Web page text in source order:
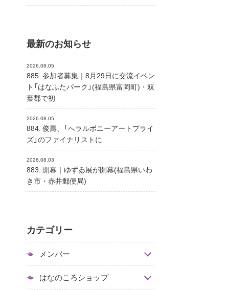
最新のお知らせ
2026.08.05
885. 参加者募集｜8月29日に交流イベン
ト「はなふたパーク」(福島県富岡町)・双
葉郡で初
2026.08.05
884. 俊壽、「へラルボニーアートプライ
ズ」のファイナリストに
2026.08.03
883. 開幕｜ゆずゐ展が開幕(福島県いわ
き市・赤井郵便局)
カテゴリー
メンバー
はなのころショップ